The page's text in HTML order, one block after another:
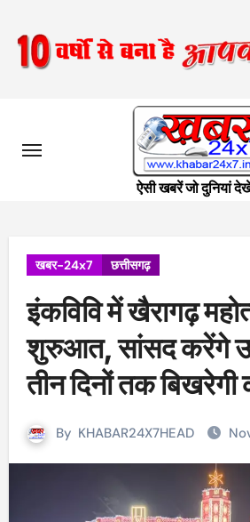
content
ऐसी खबरें जो दुनियां
खबर-24x7 छत्तीसगढ़
इंकविवि में खैरागढ़
शुरुआत, सांसद करेंगे
तीन दिनों तक
By KHABAR24X7HEAD